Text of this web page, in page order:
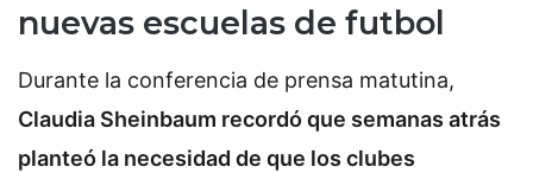
nuevas escuelas de futbol
Durante la conferencia de prensa matutina,
Claudia Sheinbaum recordó que semanas atrás
planteó la necesidad de que los clubes